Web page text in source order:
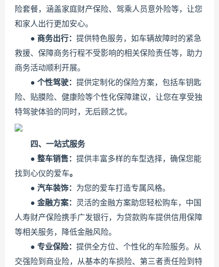
险套餐，涵盖家庭财产保险、驾乘人员意外险等，让您
和家人出行更加安心。
● 商务出行： 提供特色服务，如车辆故障时的紧急
救援、保障商务行程不受影响的相关保险责任等，助力
商务活动顺利开展。
● 个性驾驶： 提供定制化的保险方案，包括车钥匙
险、贴膜险、健康险等个性化保障建议，让您在享受独
特驾驶体验的同时，无后顾之忧。
四、一站式服务
● 整车销售： 提供丰富多样的车型选择，确保您能
找到心仪的爱车。
● 汽车装饰： 为您的爱车打造专属风格。
● 金融方案： 灵活的金融方案助您轻松购车，中国
人寿财产保险携手广发银行，为贷款购车提供信用保障
等相关服务，降低金融风险。
● 专业保险： 提供全方位、个性化的车险服务。从
交强险到商业险，从基本的车损险、第三者责任险到特